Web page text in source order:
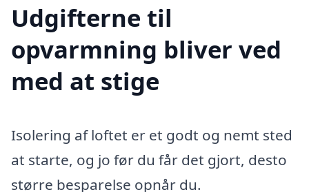
Udgifterne til
opvarmning bliver ved
med at stige
Isolering af loftet er et godt og nemt sted
at starte, og jo før du får det gjort, desto
større besparelse opnår du.